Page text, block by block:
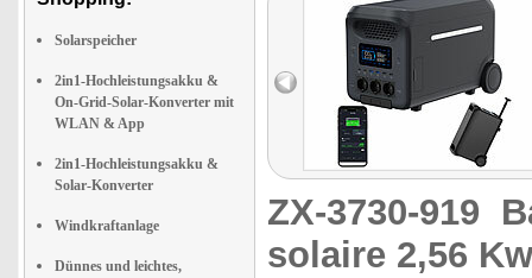
Solarspeicher
2in1-Hochleistungsakku &
On-Grid-Solar-Konverter mit
WLAN & App
2in1-Hochleistungsakku &
Solar-Konverter
Windkraftanlage
Dünnes und leichtes,
ZX-3730-919
solaire 2,56